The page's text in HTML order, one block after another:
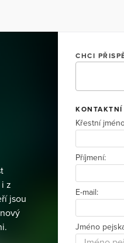
z
jsou
CHCI
Křestní
Příjmení:
E-mail:
Jméno